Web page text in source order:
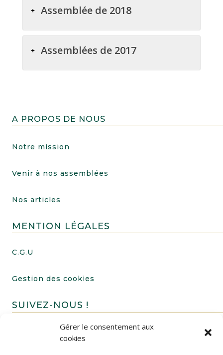
Gérer le consentement aux
cookies
Assemblée de 2018
Assemblées de 2017
A PROPOS DE NOUS
Notre mission
Venir à nos assemblées
Nos articles
MENTION LÉGALES
C.G.U
Gestion des cookies
SUIVEZ-NOUS !